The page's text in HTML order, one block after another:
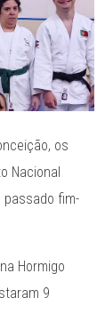
os
Nacional
passado fim-
Hormigo
9